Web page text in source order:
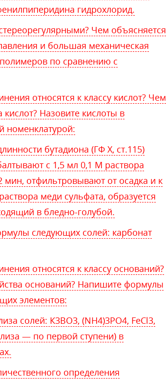
гидрохлорид.
Чем объясняется
и большая механическая
по сравнению с
относятся к классу кислот? Чем
Назовите кислоты в
номенклатурой:
бутадиона (ГФ Х, ст.115)
с 1,5 мл 0,1 М раствора
мин, отфильтровывают от осадка и к
меди сульфата, образуется
в бледно-голубой.
следующих солей: карбонат
относятся к классу оснований?
оснований? Напишите формулы
элементов:
солей: К3BO3, (NH4)3PO4, FeCl3,
— по первой ступени) в
определения